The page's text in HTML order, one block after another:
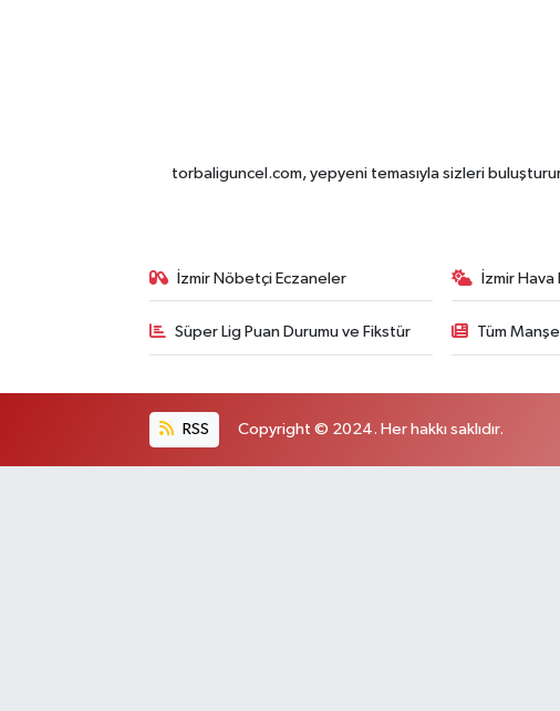
torbaliguncel.com, yepyeni temasıyla sizleri
İzmir Nöbetçi Eczaneler İzmir Hava
Süper Lig Puan Durumu ve Fikstür Tüm
RSS Copyright © 2024. Her hakkı saklıdır.